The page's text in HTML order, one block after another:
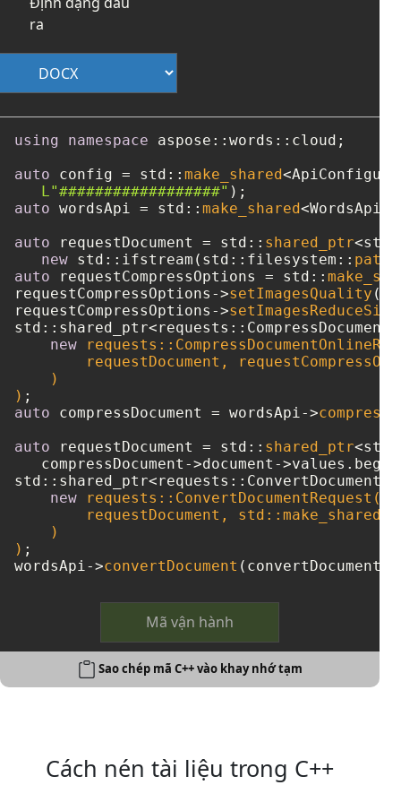
ra
using namespace aspose::words::cloud;
auto config = std:: make_shared
L"##################"
auto wordsApi = std:: make_shared
auto requestDocument = std:: shared_ptr
new std::ifstream(std::filesystem:: path
auto requestCompressOptions = std::
requestCompressOptions->setImagesQuality
requestCompressOptions->
new
requestDocument,
    )
)
auto compressDocument = wordsApi->
auto requestDocument = std:: shared_ptr
new requests::ConvertDocumentRequest(
requestDocument,
    )
) ;
wordsApi->convertDocument (convertDocument);
Mã vận hành
Sao chép mã C++ vào khay nhớ tạm
Cách nén tài liệu trong C++